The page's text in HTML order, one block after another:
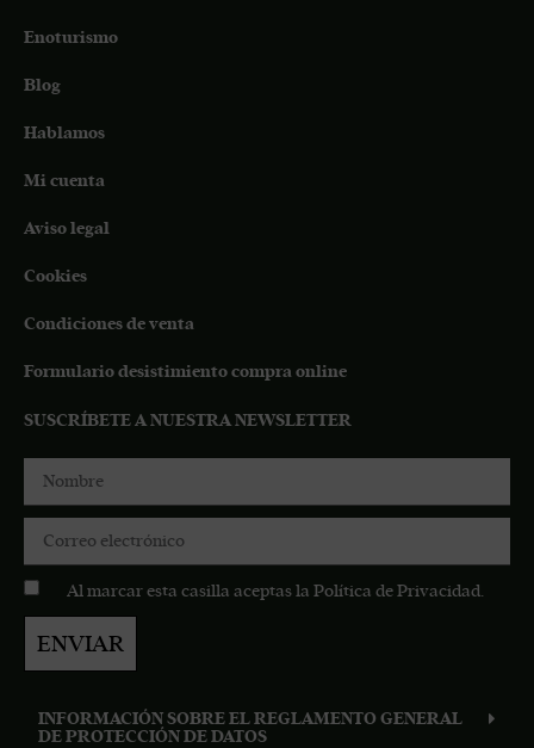
Enoturismo
Blog
Hablamos
Mi cuenta
Aviso legal
Cookies
Condiciones de venta
Formulario desistimiento compra online
SUSCRÍBETE A NUESTRA NEWSLETTER
Al marcar esta casilla aceptas la Política de Privacidad.
ENVIAR
INFORMACIÓN SOBRE EL REGLAMENTO GENERAL
DE PROTECCIÓN DE DATOS